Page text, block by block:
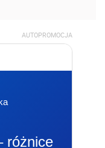
AUTOPROMOCJA
różnice